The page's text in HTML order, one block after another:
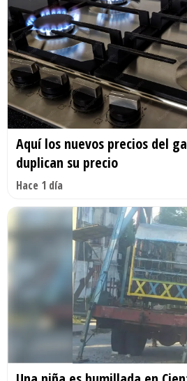
Aquí los nuevos precios del
duplican su precio
Hace 1 día